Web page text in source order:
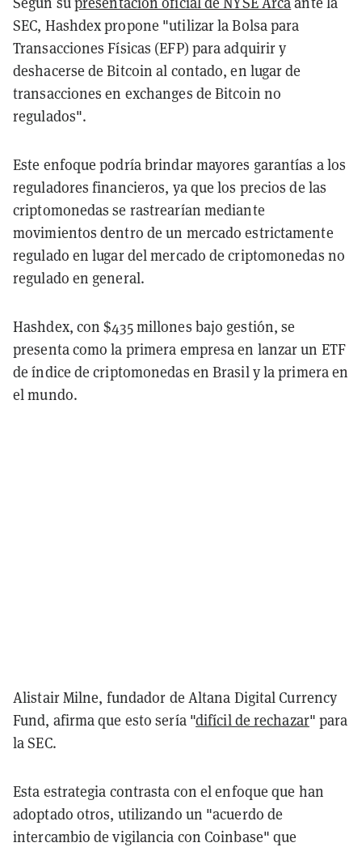
SEC, Hashdex propone "utilizar la Bolsa para
Transacciones Físicas (EFP) para adquirir y
deshacerse de Bitcoin al contado, en lugar de
transacciones en exchanges de Bitcoin no
regulados".
Este enfoque podría brindar mayores garantías a los
reguladores financieros, ya que los precios de las
criptomonedas se rastrearían mediante
movimientos dentro de un mercado estrictamente
regulado en lugar del mercado de criptomonedas no
regulado en general.
Hashdex, con $435 millones bajo gestión, se
presenta como la primera empresa en lanzar un ETF
de índice de criptomonedas en Brasil y la primera en
el mundo.
Alistair Milne, fundador de Altana Digital Currency
Fund, afirma que esto sería "difícil de rechazar" para
la SEC.
Esta estrategia contrasta con el enfoque que han
adoptado otros, utilizando un "acuerdo de
intercambio de vigilancia con Coinbase" que